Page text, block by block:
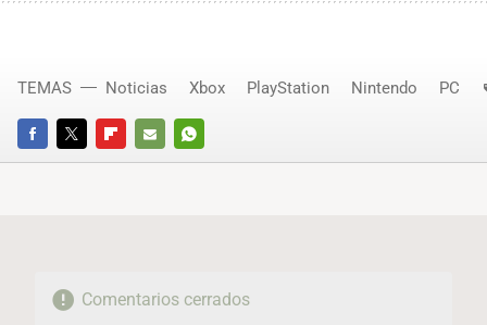
FACEBOOKTWITTERFLIPBOARD
E-
WHATSAPP
TEMAS Noticias Xbox PlayStation Nintendo PC
Comentarios cerrados